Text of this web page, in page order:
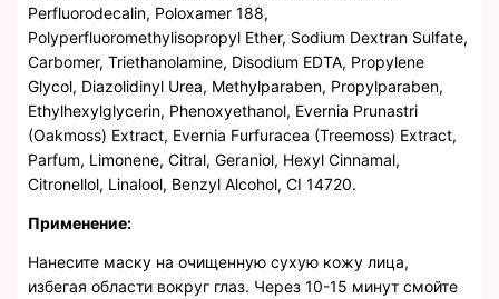
Perfluorodecalin, Poloxamer 188,
Polyperfluoromethylisopropyl Ether, Sodium Dextran Sulfate,
Carbomer, Triethanolamine, Disodium EDTA, Propylene
Glycol, Diazolidinyl Urea, Methylparaben, Propylparaben,
Ethylhexylglycerin, Phenoxyethanol, Evernia Prunastri
(Oakmoss) Extract, Evernia Furfuracea (Treemoss) Extract,
Parfum, Limonene, Citral, Geraniol, Hexyl Cinnamal,
Citronellol, Linalool, Benzyl Alcohol, CI 14720.
Применение:
Нанесите маску на очищенную сухую кожу лица,
избегая области вокруг глаз. Через 10-15 минут смойте